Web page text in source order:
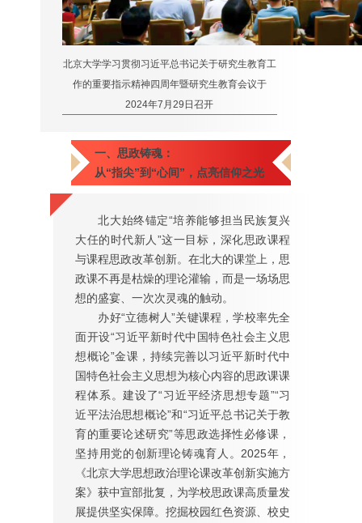
北京大学学习贯彻习近平总书记关于研究生教育工
作的重要指示精神四周年暨研究生教育会议于
2024年7月29日召开
一、思政铸魂：
从“指尖”到“心间”，点亮信仰之光
北大始终锚定“培养能够担当民族复兴
大任的时代新人”这一目标，深化思政课程
与课程思政改革创新。在北大的课堂上，思
政课不再是枯燥的理论灌输，而是一场场思
想的盛宴、一次次灵魂的触动。
办好“立德树人”关键课程，学校率先全
面开设“习近平新时代中国特色社会主义思
想概论”金课，持续完善以习近平新时代中
国特色社会主义思想为核心内容的思政课课
程体系。建设了“习近平经济思想专题”“习
近平法治思想概论”和“习近平总书记关于教
育的重要论述研究”等思政选择性必修课，
坚持用党的创新理论铸魂育人。2025年，
《北京大学思想政治理论课改革创新实施方
案》获中宣部批复，为学校思政课高质量发
展提供坚实保障。挖掘校园红色资源、校史